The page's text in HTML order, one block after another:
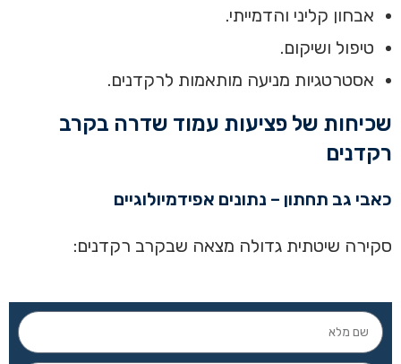
אבחון קליני והדמייתי.
טיפול ושיקום.
אסטרטגיות מניעה מותאמות לרקדנים.
שכיחות של פציעות עמוד שדרה בקרב
רקדנים
כאבי גב תחתון – נתונים אפידמיולוגיים
סקירה שיטתית גדולה מצאה שבקרב רקדנים: